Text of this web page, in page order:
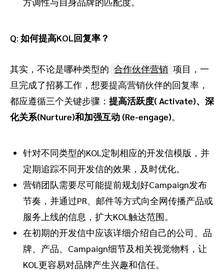
Q: 如何提高KOL回复率？
其实，不论是哪种类型的 合作伙伴营销 项目，一
旦完成了招募工作，想要提高营销伙伴的回复率，
都应遵循三个关键步骤： 提高活跃度( Activate)、深
化关系(Nurture)和加强互动 (Re-engage)。
针对不同类型的KOL定制相应的开发信模版，并
定期追踪不同开发信的效果，及时优化。
营销团队需要尽可能提前规划好Campaign发布
节奏，并通过PR、邮件等方式向全网传播产品或
服务上线的信息，扩大KOL触达范围。
在初期的开发信中应该详细介绍自己的公司、品
牌、产品、Campaign细节及相关视觉物料，让
KOL更容易对品牌产生兴趣和信任。